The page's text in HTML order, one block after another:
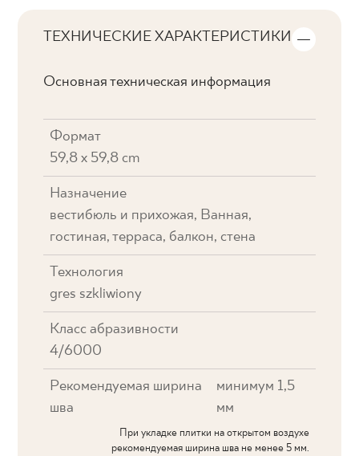
ТЕХНИЧЕСКИЕ ХАРАКТЕРИСТИКИ
Основная техническая информация
Формат
59,8 x 59,8 cm
Назначение
вестибюль и прихожая, Ванная,
гостиная, терраса, балкон, стена
Технология
gres szkliwiony
Класс абразивности
4/6000
Рекомендуемая ширина
шва
минимум 1,5
мм
При укладке плитки на открытом воздухе
рекомендуемая ширина шва не менее 5 мм.